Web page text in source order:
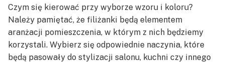
Czym się kierować przy wyborze wzoru i koloru?
Należy pamiętać, że filiżanki będą elementem
aranżacji pomieszczenia, w którym z nich będziemy
korzystali. Wybierz się odpowiednie naczynia, które
będą pasowały do stylizacji salonu, kuchni czy innego